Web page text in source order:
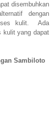
disembuhkan
dengan
kulit. Ada
kulit yang dapat
Sambiloto